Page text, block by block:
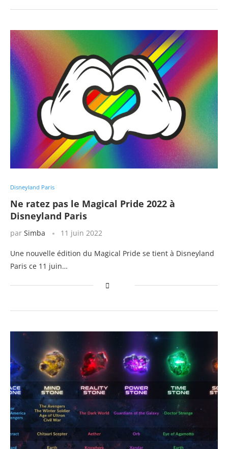
Disneyland Paris
Ne ratez pas le Magical Pride 2022 à
Disneyland Paris
par Simba 11 juin 2022
Une nouvelle édition du Magical Pride se tient à Disneyland
Paris ce 11 juin…